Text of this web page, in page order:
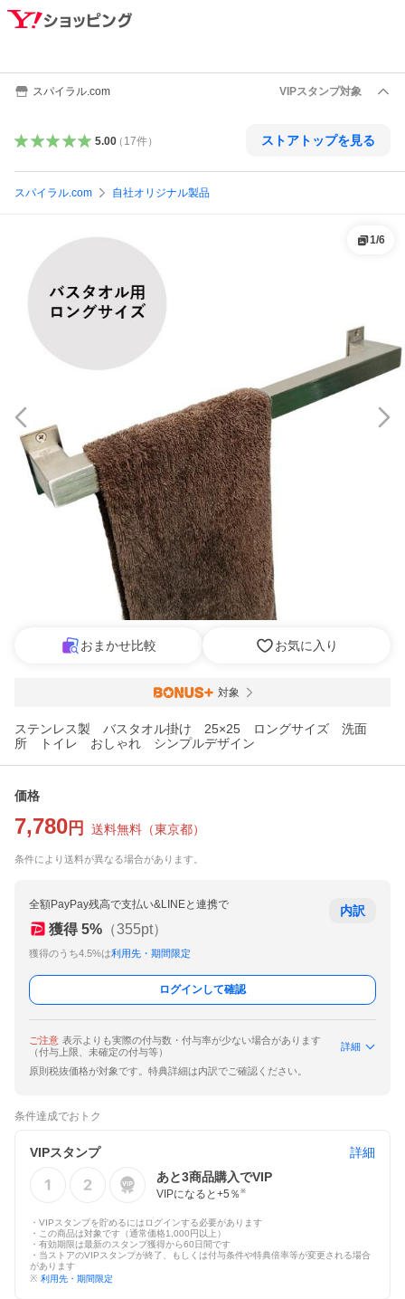
スパイラル.com VIPスタンプ対象
5.00（ 17件） ストアトップを見る
スパイラル.com 自社オリジナル製品
1/6
おまかせ比較 お気に入り
対象
ステンレス製 バスタオル掛け 25×25 ロングサイズ 洗面
所 トイレ おしゃれ シンプルデザイン
価格
7,780 円 送料無料 （東京都）
条件により送料が異なる場合があります。
全額PayPay残高で支払い&LINEと連携で
獲得 5% （355pt）
獲得のうち4.5%は利用先・期間限定
内訳
ログインして確認
ご注意 表示よりも実際の付与数・付与率が少ない場合があります
（付与上限、未確定の付与等）
詳細
原則税抜価格が対象です。特典詳細は内訳でご確認ください。
条件達成でおトク
VIPスタンプ
詳細
あと3商品購入でVIP
VIPになると+5 ％ ※
・VIPスタンプを貯めるにはログインする必要があります
・この商品は対象です（通常価格1,000円以上）
・有効期限は最新のスタンプ獲得から60日間です
・当ストアのVIPスタンプが終了、もしくは付与条件や特典倍率等が変更される場合
があります
※ 利用先・期間限定